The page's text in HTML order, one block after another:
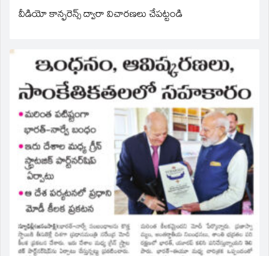
వీడియో కాన్ఫరెన్స్ ద్వారా విచారణలు చేపట్టండి